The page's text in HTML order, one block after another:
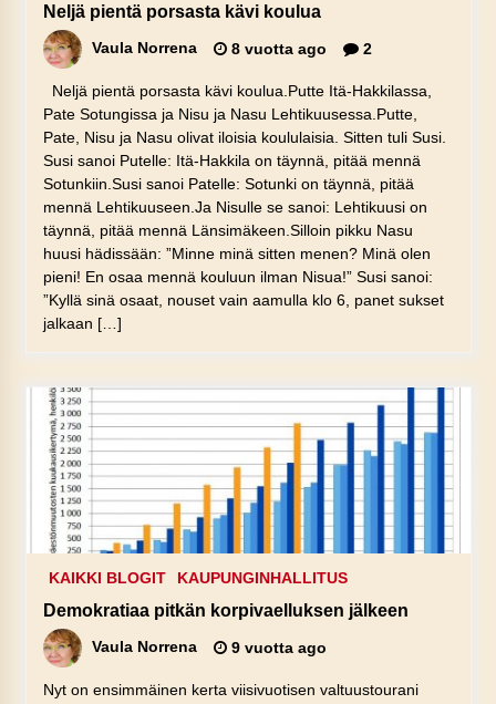
Neljä pientä porsasta kävi koulua
Vaula Norrena 8 vuotta ago 2
Neljä pientä porsasta kävi koulua.Putte Itä-Hakkilassa,
Pate Sotungissa ja Nisu ja Nasu Lehtikuusessa.Putte,
Pate, Nisu ja Nasu olivat iloisia koululaisia. Sitten tuli Susi.
Susi sanoi Putelle: Itä-Hakkila on täynnä, pitää mennä
Sotunkiin.Susi sanoi Patelle: Sotunki on täynnä, pitää
mennä Lehtikuuseen.Ja Nisulle se sanoi: Lehtikuusi on
täynnä, pitää mennä Länsimäkeen.Silloin pikku Nasu
huusi hädissään: ”Minne minä sitten menen? Minä olen
pieni! En osaa mennä kouluun ilman Nisua!” Susi sanoi:
”Kyllä sinä osaat, nouset vain aamulla klo 6, panet sukset
jalkaan […]
KAIKKI BLOGIT KAUPUNGINHALLITUS
Demokratiaa pitkän korpivaelluksen jälkeen
Vaula Norrena 9 vuotta ago
Nyt on ensimmäinen kerta viisivuotisen valtuustourani